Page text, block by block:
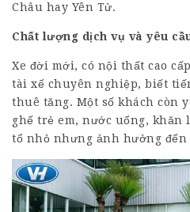
Châu hay Yên Tử.
Chất lượng dịch vụ và yêu
Xe đời mới, có nội thất cao
tài xế chuyên nghiệp, biết
thuê tăng. Một số khách còn
ghế trẻ em, nước uống, khăn
tố nhỏ nhưng ảnh hưởng